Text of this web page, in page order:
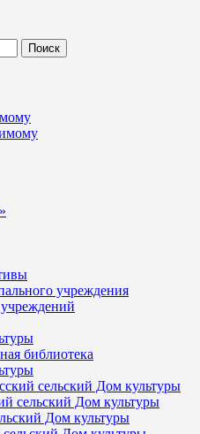
"Культура
учреждения
библиотека
сельский Дом культуры
сельский Дом культуры
Дом культуры